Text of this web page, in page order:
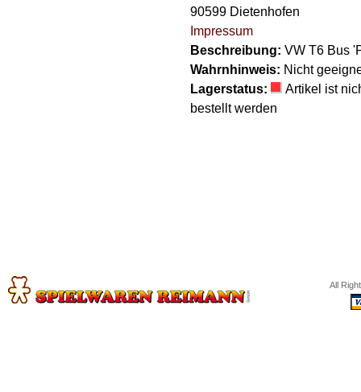
90599 Dietenhofen
Impressum
Beschreibung: VW T6 Bus
Wahrnhinweis: Nicht
Lagerstatus:
Artikel ist
bestellt werden
All